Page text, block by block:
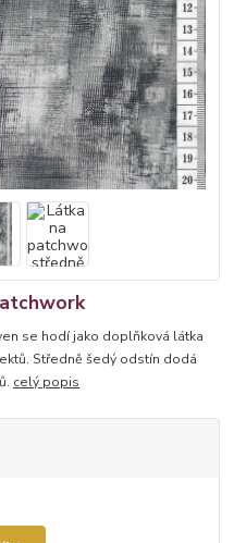
se hodí jako doplňková látka
Středně šedý odstín dodá
celý popis